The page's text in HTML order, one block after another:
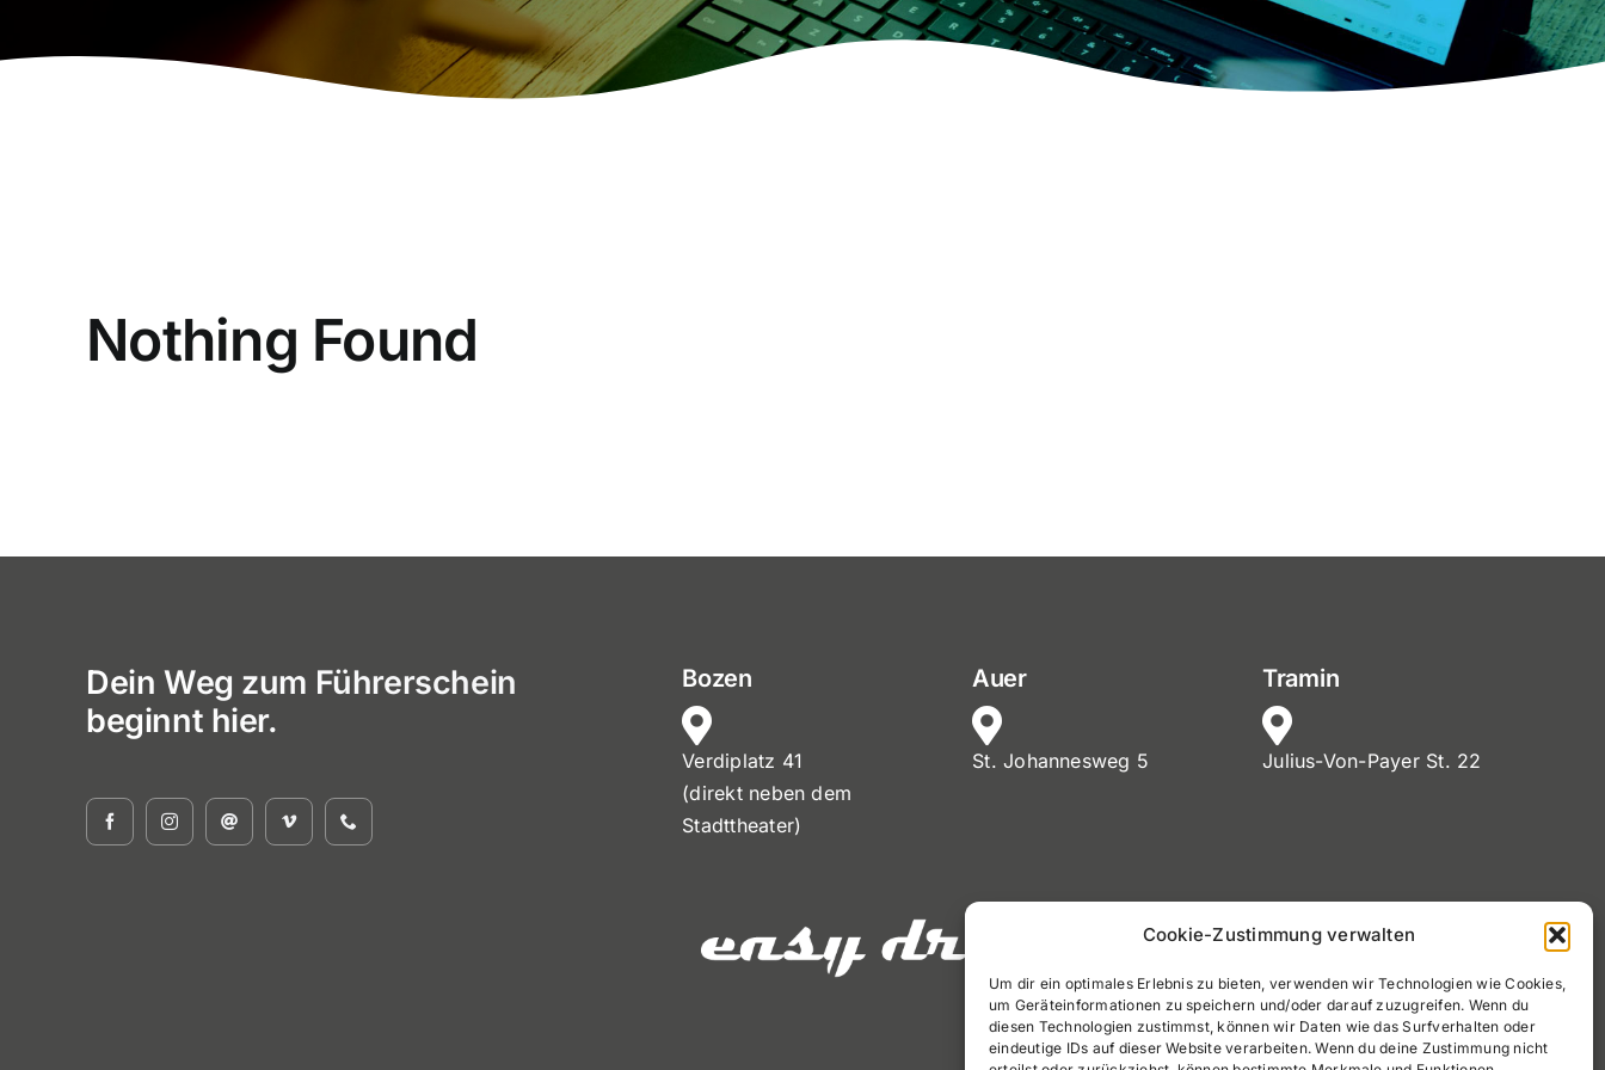
Cookie-Zustimmung verwalten
Um dir ein optimales Erlebnis zu bieten, verwenden wir Technologien wie Cookies,
um Geräteinformationen zu speichern und/oder darauf zuzugreifen. Wenn du
diesen Technologien zustimmst, können wir Daten wie das Surfverhalten oder
eindeutige IDs auf dieser Website verarbeiten. Wenn du deine Zustimmung nicht
Nothing Found
Dein Weg zum Führerschein
beginnt hier.
Bozen
Verdiplatz 41
(direkt neben dem
Stadttheater)
Auer
St. Johannesweg 5
Tramin
Julius-Von-Payer St. 22
info@easydrive.bz